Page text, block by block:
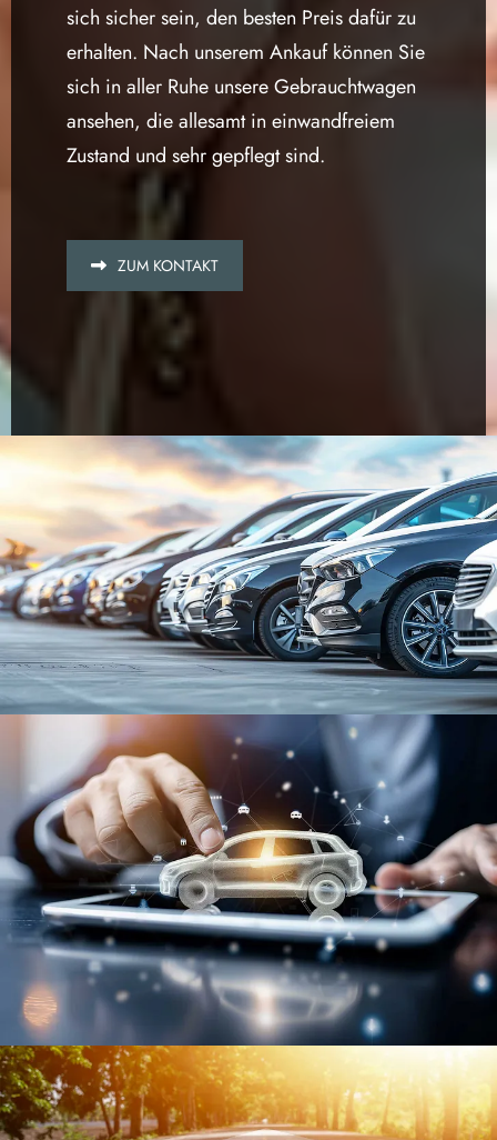
sich sicher sein, den besten Preis dafür zu
erhalten. Nach unserem Ankauf können Sie
sich in aller Ruhe unsere Gebrauchtwagen
ansehen, die allesamt in einwandfreiem
Zustand und sehr gepflegt sind.
ZUM KONTAKT